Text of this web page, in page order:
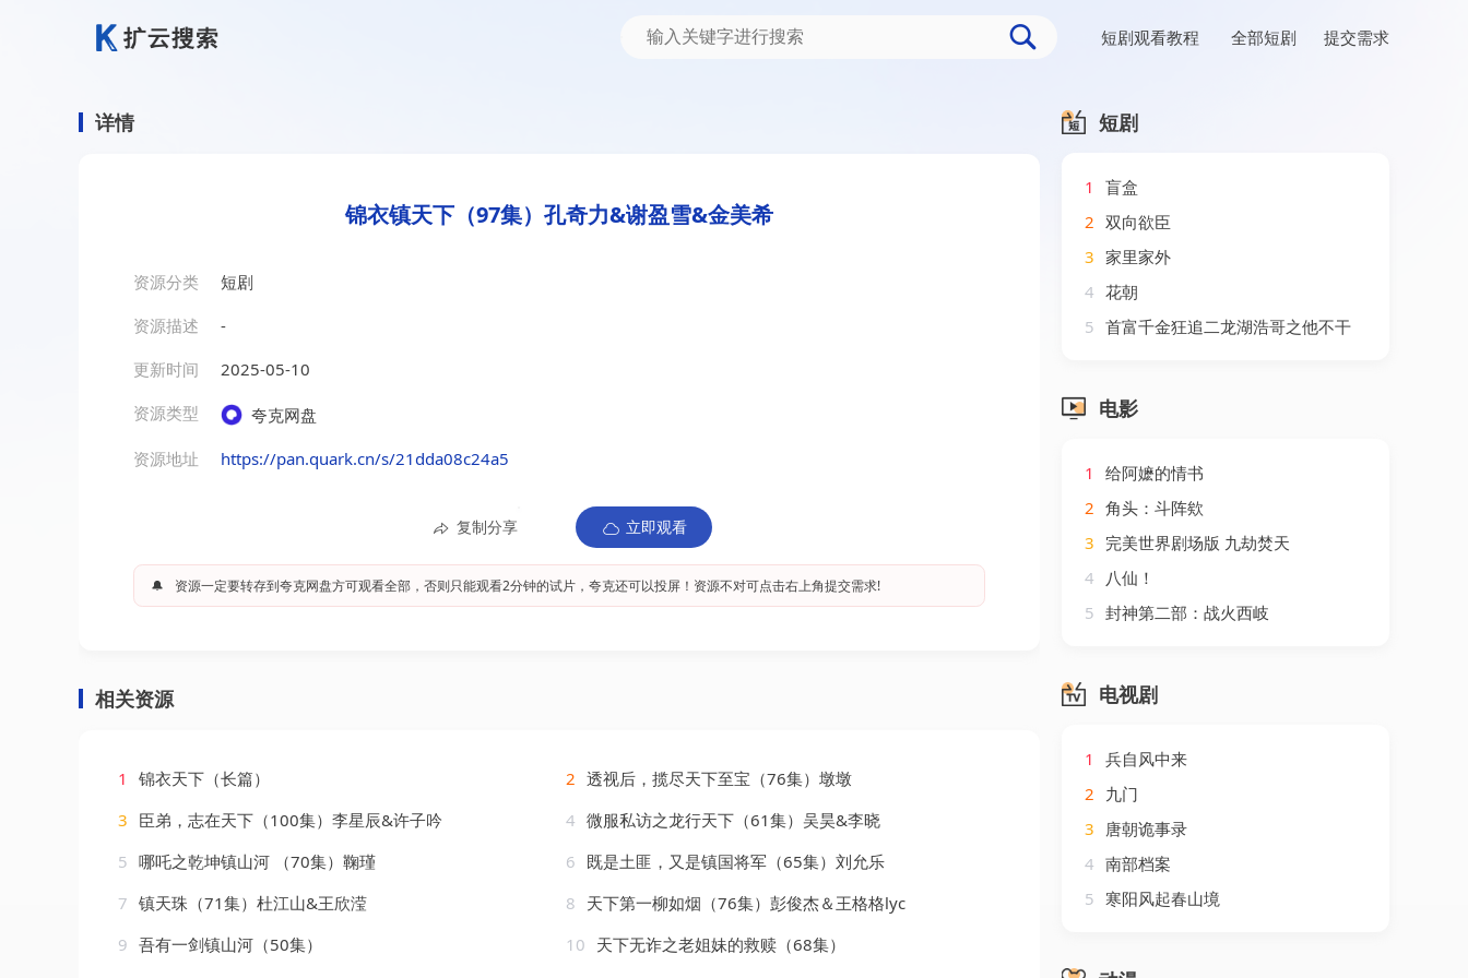
短剧观看教程 全部短剧 提交需求
详情
锦衣镇天下（97集）孔奇力&谢盈雪&金美希
资源分类
短剧
资源描述
-
更新时间
2025-05-10
资源类型
夸克网盘
资源地址
https://pan.quark.cn/s/21dda08c24a5
复制分享 立即观看
🔔 资源一定要转存到夸克网盘方可观看全部，否则只能观看2分钟的试片，夸克还可以投屏！资源不对可点击右上角提交需求!
相关资源
1 锦衣天下（长篇） 2 透视后，揽尽天下至宝（76集）墩墩
3 臣弟，志在天下（100集）李星辰&许子吟 4 微服私访之龙行天下（61集）吴昊&李晓
5 哪吒之乾坤镇山河 （70集）鞠瑾 6 既是土匪，又是镇国将军（65集）刘允乐
7 镇天珠（71集）杜江山&王欣滢 8 天下第一柳如烟（76集）彭俊杰＆王格格lyc
9 吾有一剑镇山河（50集） 10 天下无诈之老姐妹的救赎（68集）
短剧
1
盲盒
2 双向欲臣
3 家里家外
4 花朝
5 首富千金狂追二龙湖浩哥之他不干
电影
1
给阿嬷的情书
2 角头：斗阵欸
3 完美世界剧场版 九劫焚天
4
八仙！
5 封神第二部：战火西岐
电视剧
1
兵自风中来
2 九门
3 唐朝诡事录
4 南部档案
5 寒阳风起春山境